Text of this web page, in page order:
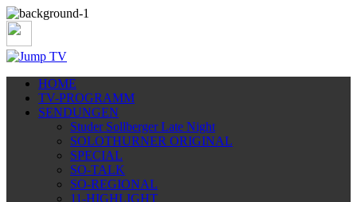
HOME
TV-PROGRAMM
SENDUNGEN
Studer Sollberger Late Night
SOLOTHURNER ORIGINAL
SPECIAL
SO-TALK
SO-REGIONAL
11-HIGHLIGHT